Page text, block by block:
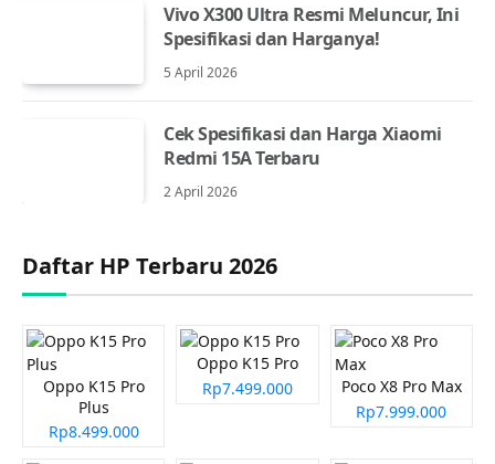
Vivo X300 Ultra Resmi Meluncur, Ini
Spesifikasi dan Harganya!
5 April 2026
Cek Spesifikasi dan Harga Xiaomi
Redmi 15A Terbaru
2 April 2026
Daftar HP Terbaru 2026
Oppo K15 Pro
Plus
Rp8.499.000
Oppo K15 Pro
Rp7.499.000
Poco X8 Pro Max
Rp7.999.000